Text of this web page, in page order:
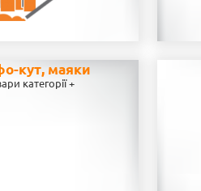
кут, маяки
категорії +